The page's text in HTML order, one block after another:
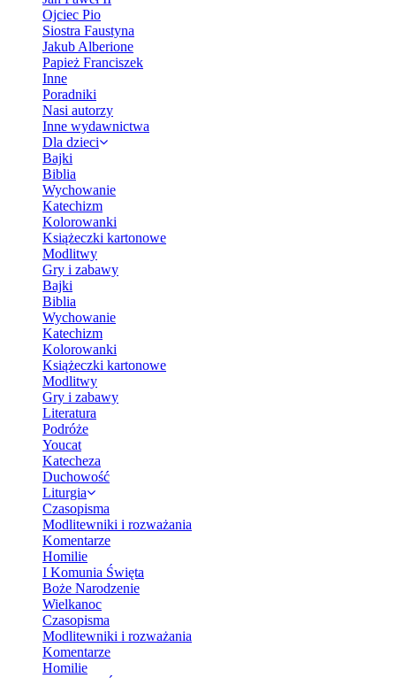
Ojciec Pio
Siostra Faustyna
Jakub Alberione
Papież Franciszek
Inne
Poradniki
Nasi autorzy
Inne wydawnictwa
Dla dzieci
Bajki
Biblia
Wychowanie
Katechizm
Kolorowanki
Książeczki kartonowe
Modlitwy
Gry i zabawy
Bajki
Biblia
Wychowanie
Katechizm
Kolorowanki
Książeczki kartonowe
Modlitwy
Gry i zabawy
Literatura
Podróże
Youcat
Katecheza
Duchowość
Liturgia
Czasopisma
Modlitewniki i rozważania
Komentarze
Homilie
I Komunia Święta
Boże Narodzenie
Wielkanoc
Czasopisma
Modlitewniki i rozważania
Komentarze
Homilie